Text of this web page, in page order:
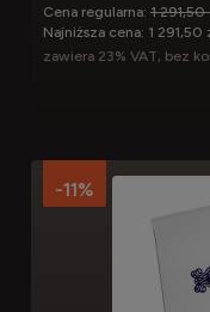
zawiera 23% VAT, bez
Cena regularna: 1 291,50
Najniższa cena: 1 291,50
-11%